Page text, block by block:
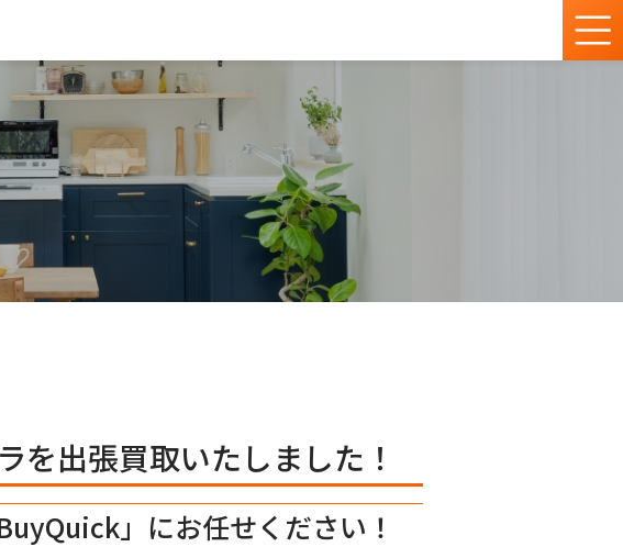
を出張買取いたしました！
」にお任せください！